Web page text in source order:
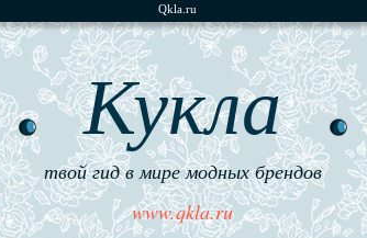
Qkla.ru
Кукла
твой гид в мире модных брендов
www.qkla.ru